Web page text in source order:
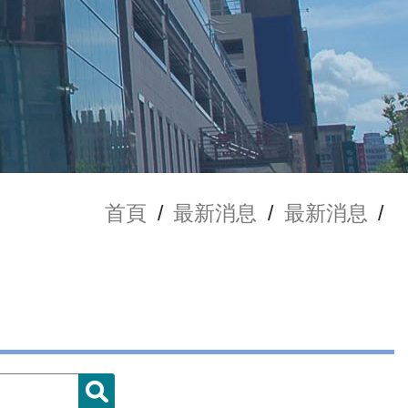
首頁 / 最新消息 / 最新消息 /